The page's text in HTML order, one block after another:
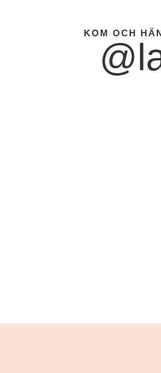
KOM OCH